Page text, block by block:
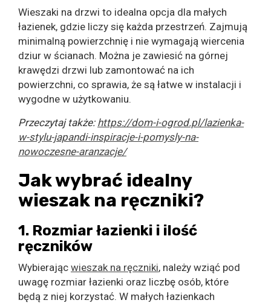
Wieszaki na drzwi to idealna opcja dla małych
łazienek, gdzie liczy się każda przestrzeń. Zajmują
minimalną powierzchnię i nie wymagają wiercenia
dziur w ścianach. Można je zawiesić na górnej
krawędzi drzwi lub zamontować na ich
powierzchni, co sprawia, że są łatwe w instalacji i
wygodne w użytkowaniu.
Przeczytaj także: https://dom-i-ogrod.pl/lazienka-
w-stylu-japandi-inspiracje-i-pomysly-na-
nowoczesne-aranzacje/
Jak wybrać idealny
wieszak na ręczniki?
1. Rozmiar łazienki i ilość
ręczników
Wybierając wieszak na ręczniki, należy wziąć pod
uwagę rozmiar łazienki oraz liczbę osób, które
będą z niej korzystać. W małych łazienkach